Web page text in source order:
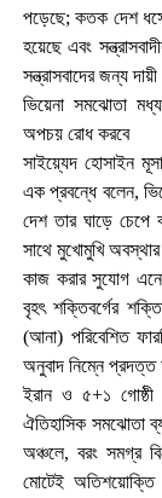
পড়েছে; কতক দেশ
হয়েছে এবং
সন্ত্রাসবাদের জন্য
ভিয়েনা সমঝোতা
অপচয় রোধ করবে
সাইয়্যেদ হোসাইন
এক প্রবন্ধে বলেন,
দেশ তার ঘাড়ে চেপে
সাথে মুখোমুখি অবস্থার
কাজ করার সুযোগ
বৃহৎ শক্তিবর্গের
(আনা) পরিবেশিত
অনুবাদ নিম্নে
ইরান ও ৫+১ গোষ্ঠী
ঐতিহাসিক সমঝোতা
অঞ্চলে, বরং সমগ্র
মোটেই অতিশয়োক্তি